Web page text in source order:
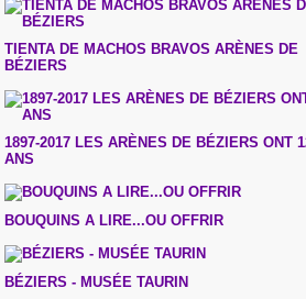
TIENTA DE MACHOS BRAVOS ARÈNES DE
BÉZIERS
1897-2017 LES ARÈNES DE BÉZIERS ONT
ANS
BOUQUINS A LIRE...OU OFFRIR
BÉZIERS - MUSÉE TAURIN